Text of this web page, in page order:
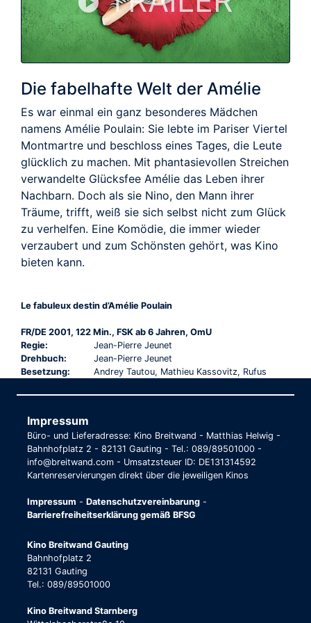
Die fabelhafte Welt der Amélie
Es war einmal ein ganz besonderes Mädchen
namens Amélie Poulain: Sie lebte im Pariser Viertel
Montmartre und beschloss eines Tages, die Leute
glücklich zu machen. Mit phantasievollen Streichen
verwandelte Glücksfee Amélie das Leben ihrer
Nachbarn. Doch als sie Nino, den Mann ihrer
Träume, trifft, weiß sie sich selbst nicht zum Glück
zu verhelfen. Eine Komödie, die immer wieder
verzaubert und zum Schönsten gehört, was Kino
bieten kann.
Le fabuleux destin d’Amélie Poulain
FR/DE 2001, 122 Min., FSK ab 6 Jahren, OmU
Regie:
Jean-Pierre Jeunet
Drehbuch:
Jean-Pierre Jeunet
Besetzung:
Andrey Tautou, Mathieu Kassovitz, Rufus
Impressum
Büro- und Lieferadresse: Kino Breitwand - Matthias Helwig -
Bahnhofplatz 2 - 82131 Gauting - Tel.: 089/89501000 -
info@breitwand.com - Umsatzsteuer ID: DE131314592
Kartenreservierungen direkt über die jeweiligen Kinos
Impressum - Datenschutzvereinbarung -
Barrierefreiheitserklärung gemäß BFSG
Kino Breitwand Gauting
Bahnhofplatz 2
82131 Gauting
Tel.: 089/89501000
Kino Breitwand Starnberg